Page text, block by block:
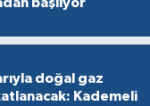
doğal gaz
Kademeli